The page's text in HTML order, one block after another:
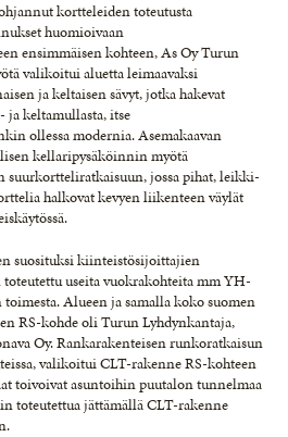
kortteleiden toteutusta
huomioivaan
ensimmäisen kohteen, As Oy Turun
valikoitui aluetta leimaavaksi
ja keltaisen sävyt, jotka hakevat
ja keltamullasta, itse
ollessa modernia. Asemakaavan
kellaripysäköinnin myötä
suurkortteliratkaisuun, jossa pihat, leikki-
halkovat kevyen liikenteen väylät
suosituksi kiinteistösijoittajien
useita vuokrakohteita mm YH-
Alueen ja samalla koko suomen
RS-kohde oli Turun Lyhdynkantaja,
Oy. Rankarakenteisen runkoratkaisun
valikoitui CLT-rakenne RS-kohteen
toivoivat asuntoihin puutalon tunnelmaa
toteutettua jättämällä CLT-rakenne